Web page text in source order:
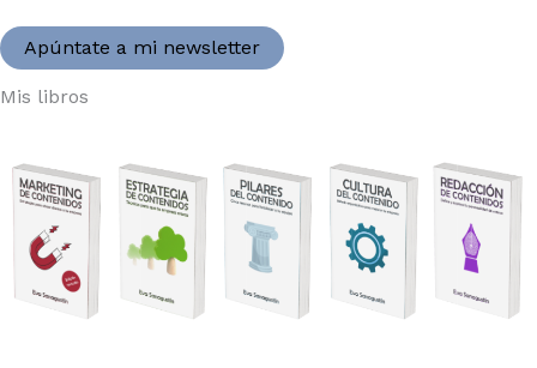
Apúntate a mi newsletter
Mis libros